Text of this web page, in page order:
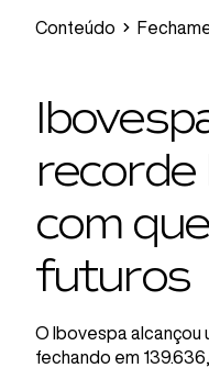
Conteúdo
com
futuros
O Ibovespa alcançou
fechando em